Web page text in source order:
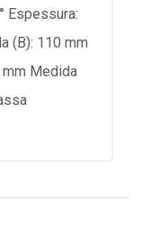
Espessura:
(B): 110 mm
mm Medida